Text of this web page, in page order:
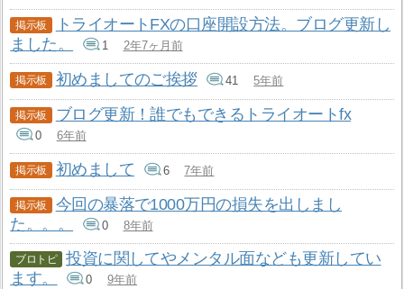
トライオートFXの口座開設方法。ブログ更新し
ました。
1 2年7ヶ月前
初めましてのご挨拶 41 5年前
ブログ更新！誰でもできるトライオートfx
0 6年前
初めまして 6 7年前
今回の暴落で1000万円の損失を出しまし
た。。。
0 8年前
投資に関してやメンタル面なども更新してい
ます。
0 9年前